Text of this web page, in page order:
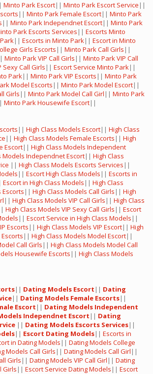
Minto Park Escort|| Minto Park Escort Service ||
|| Minto Park Female Escort|| Minto Park
|| Minto Park Independnet Escort|| Minto Park
Park Escorts Services || Escorts Minto
|| Escorts in Minto Park|| Escort in Minto
Girls Escorts || Minto Park Call Girls ||
Minto Park VIP Call Girls || Minto Park VIP Call
Sexy Call Girls || Escort Service Minto Park||
Park|| Minto Park VIP Escorts || Minto Park
Model Escorts || Minto Park Model Escort||
Girls || Minto Park Model Call Girl || Minto Park
Minto Park Housewife Escort||
|| High Class Models Escort|| High Class
|| High Class Models Female Escorts || High
Escort|| High Class Models Independent
Models Independnet Escort|| High Class
|| High Class Models Escorts Services ||
|| Escort High Class Models || Escorts in
Escort in High Class Models || High Class
Escorts || High Class Models Call Girls || High
|| High Class Models VIP Call Girls || High Class
High Class Models VIP Sexy Call Girls || Escort
|| Escort Service in High Class Models ||
Escorts || High Class Models VIP Escort|| High
|| High Class Models Model Escort||
Call Girls || High Class Models Model Call
Housewife Escorts || High Class Models
|| Dating Models Escort || Dating
|| Dating Models Female Escorts||
Escort || Dating Models Independent
Independnet Escort || Dating
|| Dating Models Escorts Services||
|| Escort Dating Models|| Escorts in
in Dating Models || Dating Models College
Models Call Girls || Dating Models Call Girl ||
Girls || Dating Models VIP Call Girl || Dating
Girls || Escort Service Dating Models || Escort